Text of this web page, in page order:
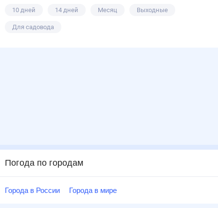
10 дней 14 дней Месяц Выходные
Для садовода
Погода по городам
Города в России Города в мире